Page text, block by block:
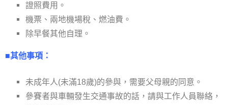
證照費用。
機票、兩地機場稅、燃油費。
除早餐其他自理。
■其他事項：
未成年人(未滿18歲)的參與，需要父母親的同意。
參賽者與車輛發生交通事故的話，請與工作人員聯絡，